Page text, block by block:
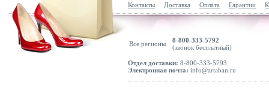
Контакты Доставка Оплата Гарантии
Все регионы
8-800-333-5792
(звонок бесплатный)
Отдел доставки: 8-800-333-5793
Электронная почта: info@artaban.ru